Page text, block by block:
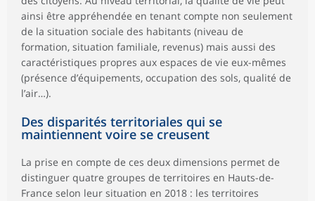
ainsi être appréhendée en tenant compte non seulement
de la situation sociale des habitants (niveau de
formation, situation familiale, revenus) mais aussi des
caractéristiques propres aux espaces de vie eux-mêmes
(présence d’équipements, occupation des sols, qualité de
l’air…).
Des disparités territoriales qui se
maintiennent voire se creusent
La prise en compte de ces deux dimensions permet de
distinguer quatre groupes de territoires en Hauts-de-
France selon leur situation en 2018 : les territoires